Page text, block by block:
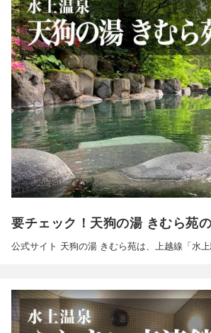
要チェック！天狗の湯 きむら苑
公式サイト 天狗の湯 きむら苑は、上越線「水